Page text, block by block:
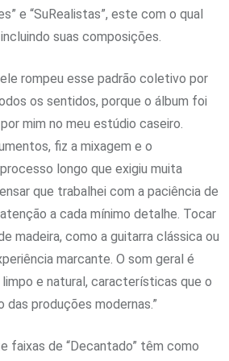
e “SuRealistas”, este com o qual
suas composições.
rompeu esse padrão coletivo por
os sentidos, porque o álbum foi
mim no meu estúdio caseiro.
fiz a mixagem e o
longo que exigiu muita
que trabalhei com a paciência de
a cada mínimo detalhe. Tocar
madeira, como a guitarra clássica ou
marcante. O som geral é
e natural, características que o
produções modernas.”
faixas de “Decantado” têm como